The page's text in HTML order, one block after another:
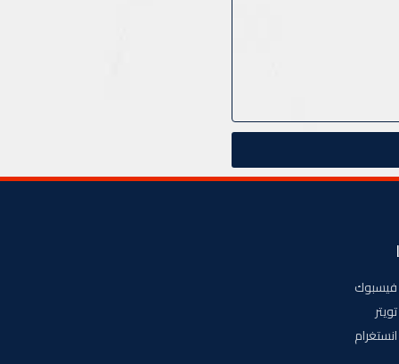
فيسبوك
تويتر
انستغرام